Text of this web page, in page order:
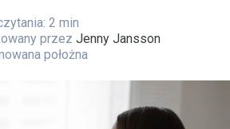
2 min
przez Jenny Jansson
położna